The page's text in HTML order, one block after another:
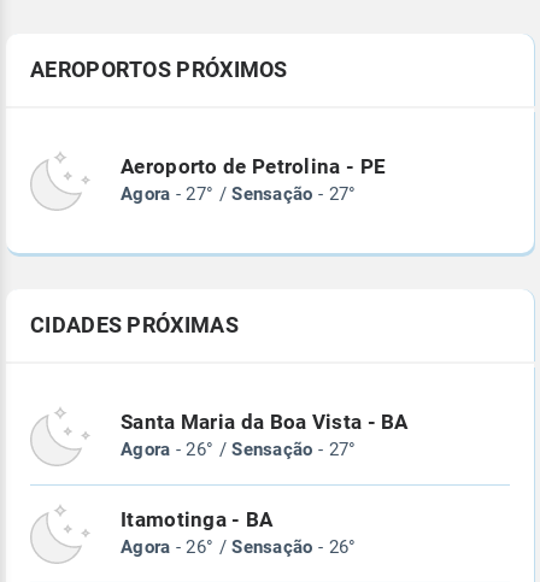
AEROPORTOS PRÓXIMOS
Aeroporto de Petrolina - PE
Agora - 27° /Sensação - 27°
CIDADES PRÓXIMAS
Santa Maria da Boa Vista - BA
Agora - 26° /Sensação - 27°
Itamotinga - BA
Agora - 26° /Sensação - 26°